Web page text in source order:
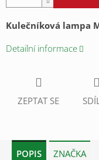
Kulečníková lampa
Detailní informace
ZEPTAT SE
POPIS ZNAČKA